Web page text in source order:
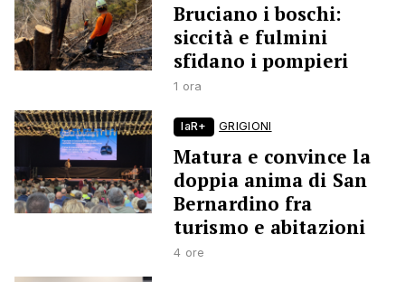
Bruciano i boschi:
siccità e fulmini
sfidano i pompieri
1 ora
laR+ GRIGIONI
Matura e convince la
doppia anima di San
Bernardino fra
turismo e abitazioni
4 ore